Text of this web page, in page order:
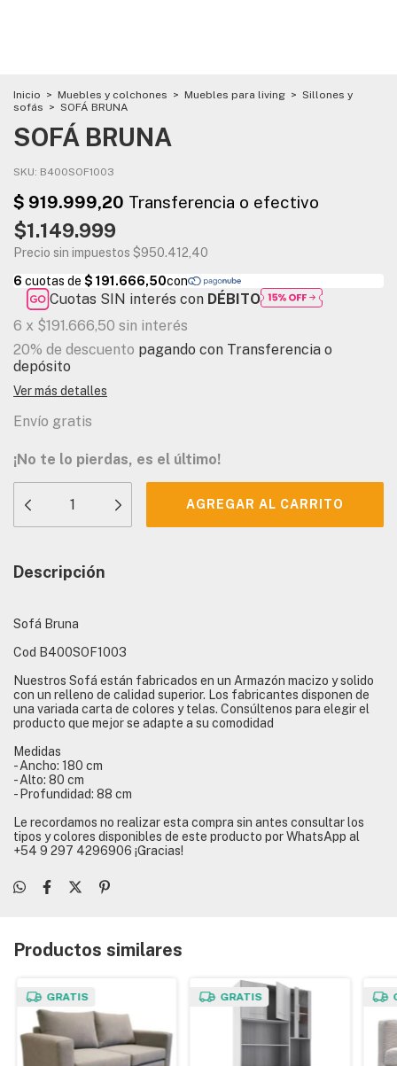
Inicio > Muebles y colchones > Muebles para living > Sillones y
sofás > SOFÁ BRUNA
SOFÁ BRUNA
SKU: B400SOF1003
$1.149.999
Precio sin impuestos $950.412,40
Cuotas SIN interés con DÉBITO
6 x $191.666,50 sin interés
20% de descuento pagando con Transferencia o
depósito
Ver más detalles
Envío gratis
¡No te lo pierdas, es el último!
Descripción
Sofá Bruna
Cod B400SOF1003
Nuestros Sofá están fabricados en un Armazón macizo y solido
con un relleno de calidad superior. Los fabricantes disponen de
una variada carta de colores y telas. Consúltenos para elegir el
producto que mejor se adapte a su comodidad
Medidas
- Ancho: 180 cm
- Alto: 80 cm
- Profundidad: 88 cm
Le recordamos no realizar esta compra sin antes consultar los
tipos y colores disponibles de este producto por WhatsApp al
+54 9 297 4296906 ¡Gracias!
Productos similares
GRATIS GRATIS